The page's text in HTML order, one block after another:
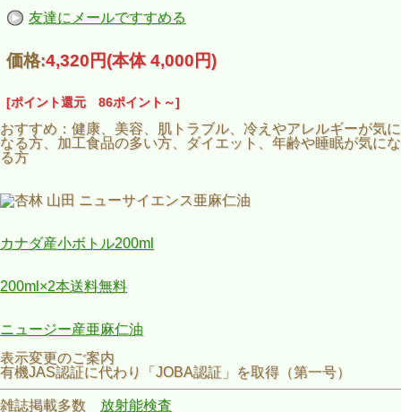
友達にメールですすめる
価格:4,320円(本体 4,000円)
[ポイント還元 86ポイント～]
おすすめ：健康、美容、肌トラブル、冷えやアレルギーが気に
なる方、加工食品の多い方、ダイエット、年齢や睡眠が気にな
る方
カナダ産小ボトル200ml
200ml×2本送料無料
ニュージー産亜麻仁油
表示変更のご案内
有機JAS認証に代わり「JOBA認証」を取得（第一号）
雑誌掲載多数 放射能検査